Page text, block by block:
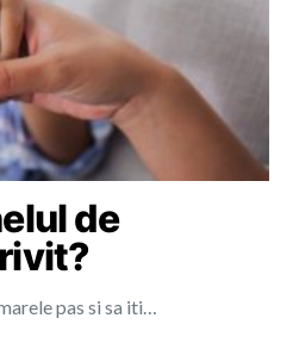
de
pas si sa iti…